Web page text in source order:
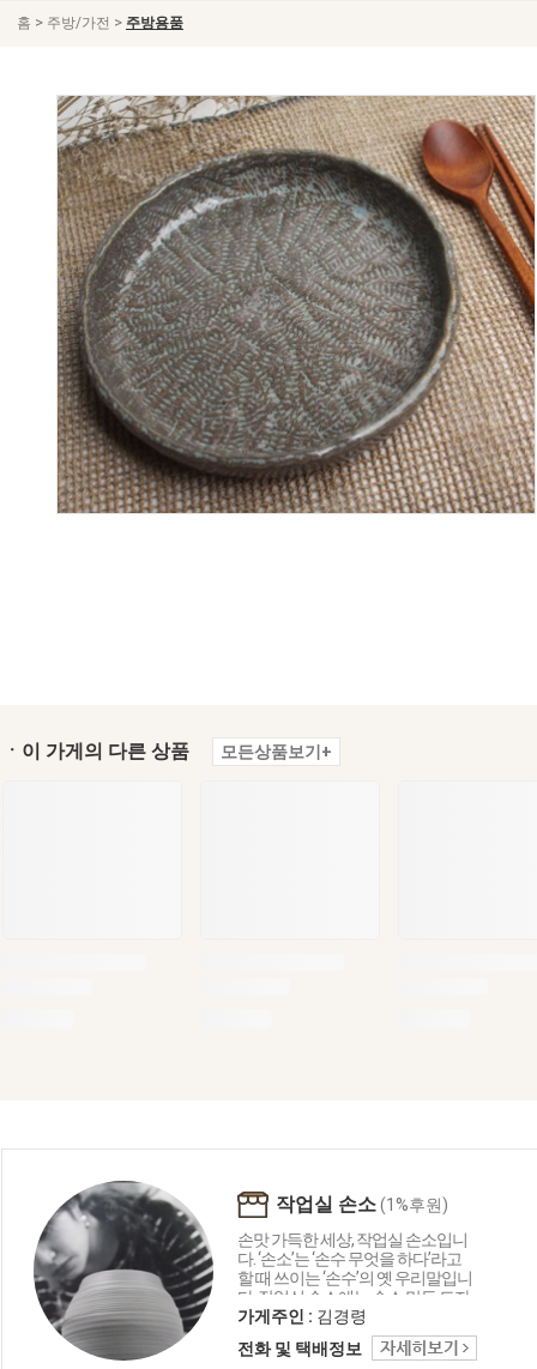
홈 > 주방/가전 > 주방용품
ㆍ이 가게의 다른 상품 모든상품보기+
작업실 손소(1%후원)
손맛 가득한 세상, 작업실 손소입니
다. ‘손소’는 ‘손수 무엇을 하다’라고
할 때 쓰이는 ‘손수’의 옛 우리말입니
다. 작업실 손소에는 손소 만든 도자
기 그릇, 특이한 인테리어 소품, 테이
블 소품 등이 다양하게 준비되어 있
습니다. 손소 세상으로 초대합니다.
가게주인 : 김경령
전화 및 택배정보